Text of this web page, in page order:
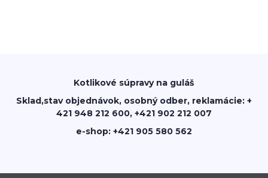
Kotlikové súpravy na guláš
Sklad,stav objednávok, osobný odber, reklamácie: +
421 948 212 600, +421 902 212 007
e-shop: +421 905 580 562